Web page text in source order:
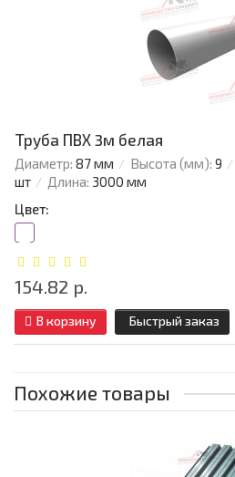
Труба ПВХ 3м белая
Диаметр: 87 мм Высота (мм): 9
шт
Длина: 3000 мм
Цвет:
154.82 р.
В корзину Быстрый заказ
Похожие товары